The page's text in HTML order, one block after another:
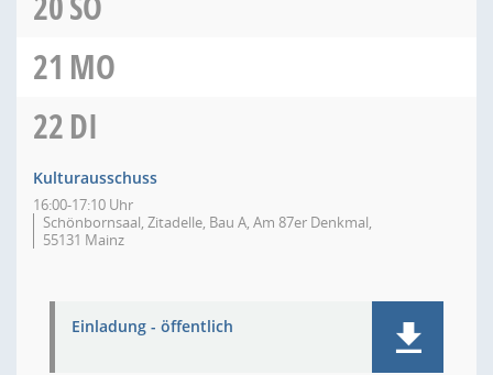
21 MO
22DI
Kulturausschuss
16:00-17:10 Uhr
Schönbornsaal, Zitadelle, Bau A, Am 87er Denkmal,
55131 Mainz
Einladung - öffentlich